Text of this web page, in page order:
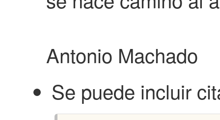
Antonio Machado
Se puede incluir